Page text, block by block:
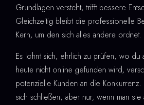
Grundlagen versteht, trifft bessere
Gleichzeitig bleibt die professionelle
Kern, um den sich alles andere ordnet.
Es lohnt sich, ehrlich zu prüfen, wo du
heute nicht online gefunden wird,
potenzielle Kunden an die Konkurrenz.
sich schließen, aber nur, wenn man sie